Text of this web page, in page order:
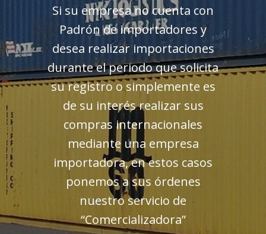
Si su empresa no cuenta con
Padrón de importadores y
desea realizar importaciones
durante el periodo que solicita
su registro o simplemente es
de su interés realizar sus
compras internacionales
mediante una empresa
importadora, en estos casos
ponemos a sus órdenes
nuestro servicio de
“Comercializadora”